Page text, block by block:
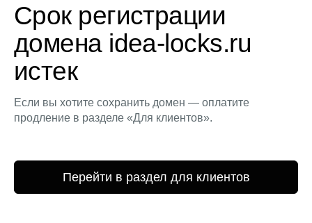
Срок регистрации
домена idea-locks.ru
истек
Если вы хотите сохранить домен — оплатите
продление в разделе «Для клиентов».
Перейти в раздел для клиентов